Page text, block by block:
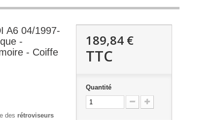
A6 04/1997-
-
- Coiffe
des rétroviseurs
189,84 €
TTC
Quantité